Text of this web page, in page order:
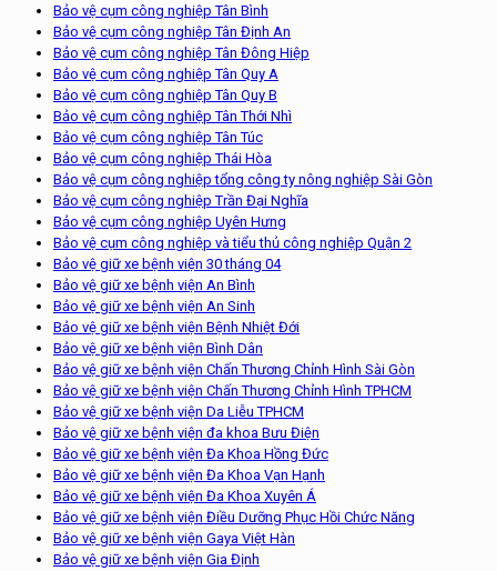
Bảo vệ cụm công nghiệp Tân Bình
Bảo vệ cụm công nghiệp Tân Định An
Bảo vệ cụm công nghiệp Tân Đông Hiệp
Bảo vệ cụm công nghiệp Tân Quy A
Bảo vệ cụm công nghiệp Tân Quy B
Bảo vệ cụm công nghiệp Tân Thới Nhì
Bảo vệ cụm công nghiệp Tân Túc
Bảo vệ cụm công nghiệp Thái Hòa
Bảo vệ cụm công nghiệp tổng công ty nông nghiệp Sài Gòn
Bảo vệ cụm công nghiệp Trần Đại Nghĩa
Bảo vệ cụm công nghiệp Uyên Hưng
Bảo vệ cụm công nghiệp và tiểu thủ công nghiệp Quận 2
Bảo vệ giữ xe bệnh viện 30 tháng 04
Bảo vệ giữ xe bệnh viện An Bình
Bảo vệ giữ xe bệnh viện An Sinh
Bảo vệ giữ xe bệnh viện Bệnh Nhiệt Đới
Bảo vệ giữ xe bệnh viện Bình Dân
Bảo vệ giữ xe bệnh viện Chấn Thương Chỉnh Hình Sài Gòn
Bảo vệ giữ xe bệnh viện Chấn Thương Chỉnh Hình TPHCM
Bảo vệ giữ xe bệnh viện Da Liễu TPHCM
Bảo vệ giữ xe bệnh viện đa khoa Bưu Điện
Bảo vệ giữ xe bệnh viện Đa Khoa Hồng Đức
Bảo vệ giữ xe bệnh viện Đa Khoa Vạn Hạnh
Bảo vệ giữ xe bệnh viện Đa Khoa Xuyên Á
Bảo vệ giữ xe bệnh viện Điều Dưỡng Phục Hồi Chức Năng
Bảo vệ giữ xe bệnh viện Gaya Việt Hàn
Bảo vệ giữ xe bệnh viện Gia Định